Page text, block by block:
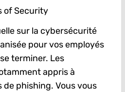
sur la cybersécurité
pour vos employés
terminer. Les
appris à
de phishing. Vous vous